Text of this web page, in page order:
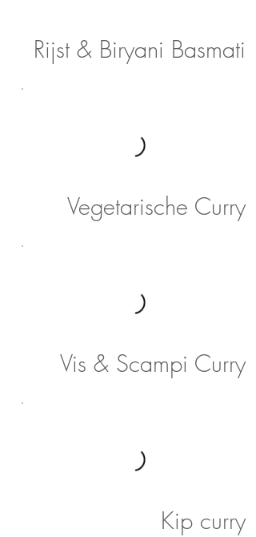
Rijst & Biryani Basmati
Vegetarische Curry
Vis & Scampi Curry
Kip curry